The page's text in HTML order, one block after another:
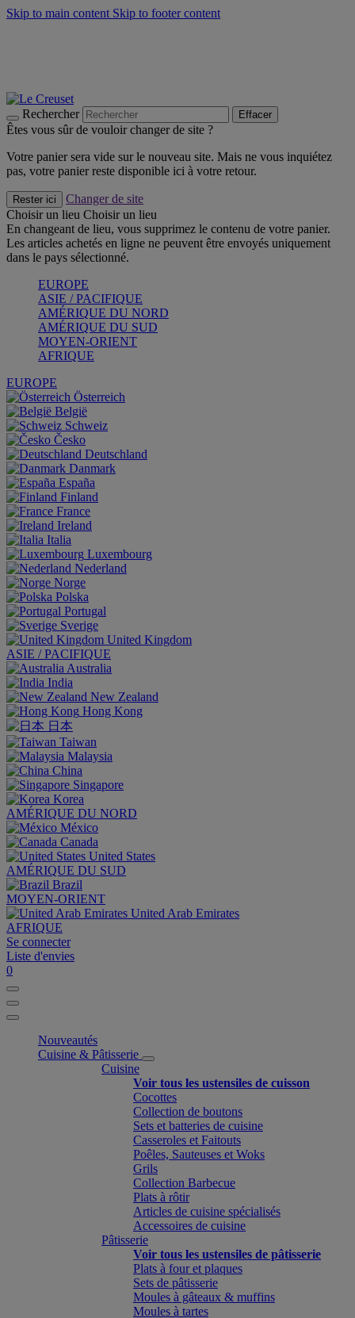
Skip to main content Skip to footer content
Rechercher Effacer
Êtes vous sûr de vouloir changer de site ?
Votre panier sera vide sur le nouveau site. Mais ne vous inquiétez
pas, votre panier reste disponible ici à votre retour.
Rester ici
Changer de site
Choisir un lieu Choisir un lieu
En changeant de lieu, vous supprimez le contenu de votre panier.
Les articles achetés en ligne ne peuvent être envoyés uniquement
dans le pays sélectionné.
EUROPE
ASIE / PACIFIQUE
AMÉRIQUE DU NORD
AMÉRIQUE DU SUD
MOYEN-ORIENT
AFRIQUE
EUROPE
Österreich
België
Schweiz
Česko
Deutschland
Danmark
España
Finland
France
Ireland
Italia
Luxembourg
Nederland
Norge
Polska
Portugal
Sverige
United Kingdom
ASIE / PACIFIQUE
Australia
India
New Zealand
Hong Kong
日本
Taiwan
Malaysia
China
Singapore
Korea
AMÉRIQUE DU NORD
México
Canada
United States
AMÉRIQUE DU SUD
Brazil
MOYEN-ORIENT
United Arab Emirates
AFRIQUE
Se connecter
Liste d'envies
0
Nouveautés
Cuisine & Pâtisserie
Cuisine
Voir tous les ustensiles de cuisson
Cocottes
Collection de boutons
Sets et batteries de cuisine
Casseroles et Faitouts
Poêles, Sauteuses et Woks
Grils
Collection Barbecue
Plats à rôtir
Articles de cuisine spécialisés
Accessoires de cuisine
Pâtisserie
Voir tous les ustensiles de pâtisserie
Plats à four et plaques
Sets de pâtisserie
Moules à gâteaux & muffins
Moules à tartes